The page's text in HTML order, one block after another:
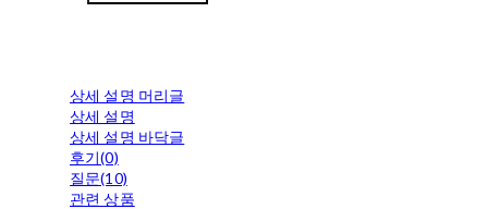
상세 설명 머리글
상세 설명
상세 설명 바닥글
후기(0)
질문(10)
관련 상품